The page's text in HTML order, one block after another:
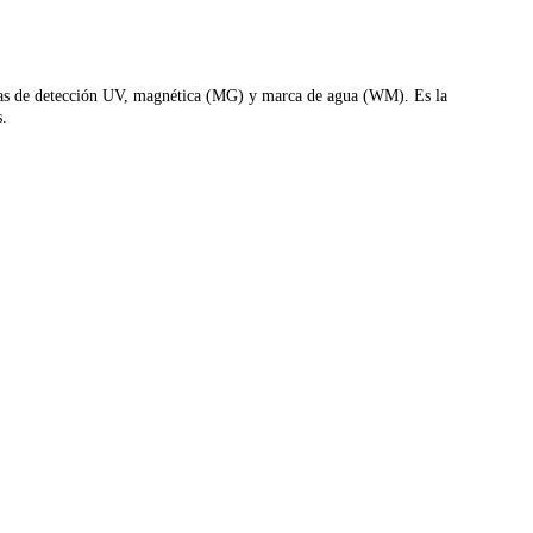
de detección UV, magnética (MG) y marca de agua (WM). Es la